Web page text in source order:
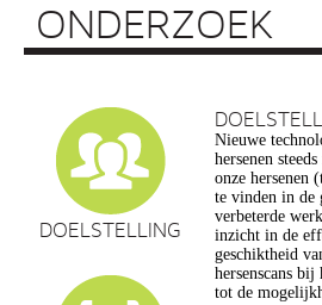
ONDERZOEK
DOELSTELLING
Nieuwe
hersenen
onze hersenen
te vinden in de
verbeterde
inzicht in de
geschiktheid
hersenscans bij
tot de
vragen op,
privacy,
en
commerciële
een extra
maatschappelijk
de